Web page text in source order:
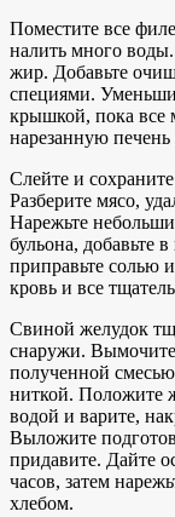
Поместите все
налить много
жир. Добавьте
специями.
крышкой, пока все
нарезанную печень
Слейте и
Разберите мясо,
Нарежьте
бульона, добавьте
приправьте солью
кровь и все
Свиной желудок
снаружи. Вымочите
полученной
ниткой. Положите
водой и варите,
Выложите
придавите. Дайте
часов, затем
хлебом.